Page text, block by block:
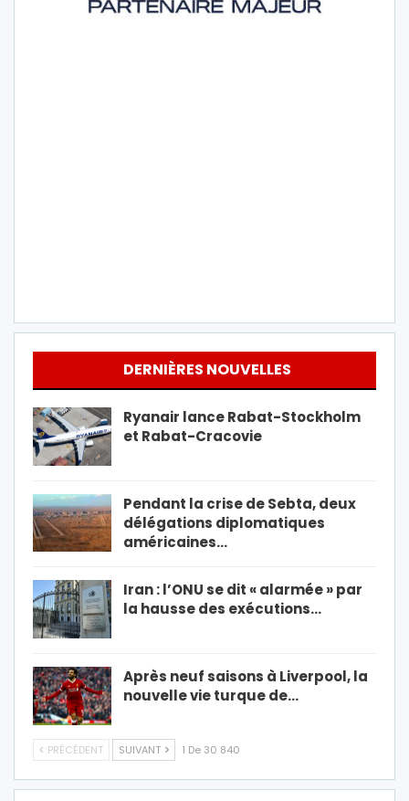
DERNIÈRES NOUVELLES
Ryanair lance Rabat-Stockholm
et Rabat-Cracovie
Pendant la crise de Sebta, deux
délégations diplomatiques
américaines…
Iran : l’ONU se dit « alarmée » par
la hausse des exécutions…
Après neuf saisons à Liverpool, la
nouvelle vie turque de…
PRÉCÉDENT SUIVANT 1 De 30 840